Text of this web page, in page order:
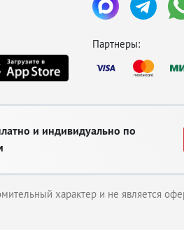
Партнеры:
и индивидуально по
характер и не является